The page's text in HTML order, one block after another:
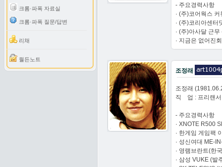
크롬·파폭 자료실
크롬·파폭 질문/답변
리채
월든노트
- 주요경력사항
· (주)코어웍스
· (주)코리아센터
· (주)아사달 근
· 지금은 없어진
조정래
조정래
직 업 : 프리랜서
- 주요경력사항
· XNOTE R500
· 한게임 게임팩
· 성신여대 ME-
· 영램브란트(한
· 삼성 VUKE (발